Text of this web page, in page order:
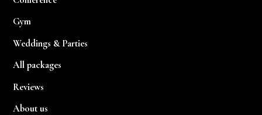
Gym
Weddings & Parties
All packages
Reviews
About us